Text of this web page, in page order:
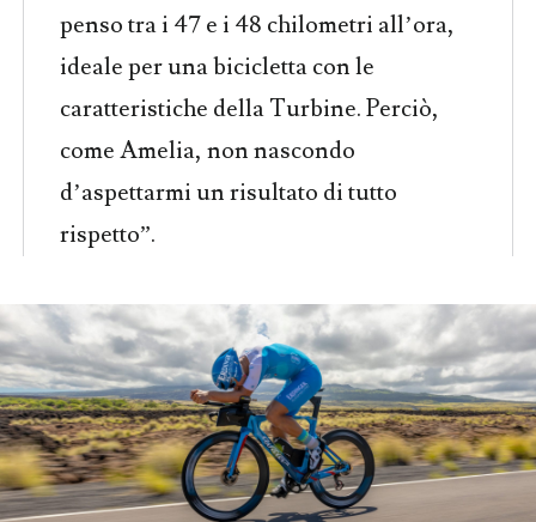
penso tra i 47 e i 48 chilometri all’ora,
ideale per una bicicletta con le
caratteristiche dellaTurbine. Perciò,
come Amelia, non nascondo
d’aspettarmi un risultato di tutto
rispetto”.